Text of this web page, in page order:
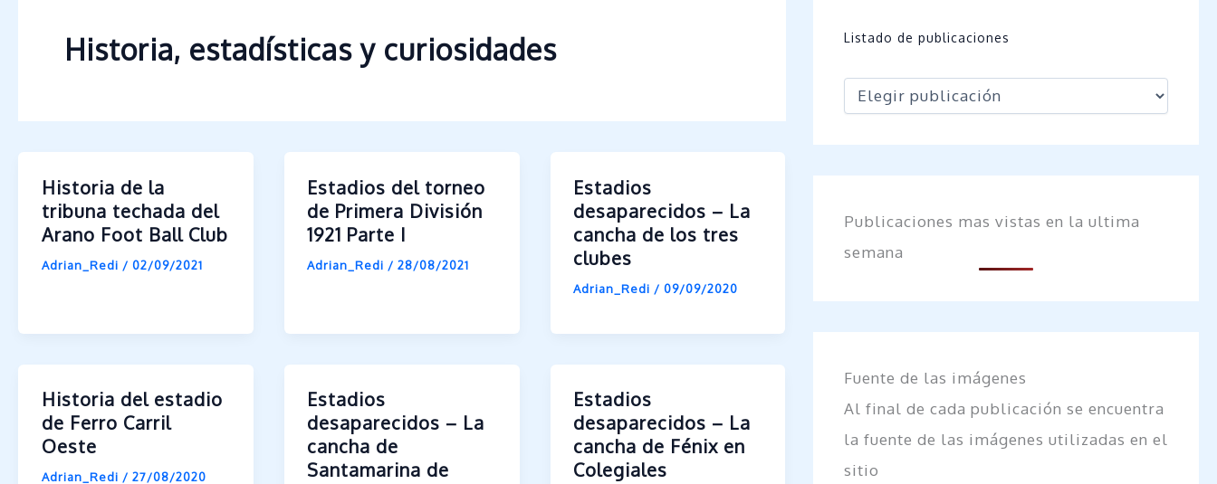
Historia, estadísticas y curiosidades
Historia de la
tribuna techada del
Arano Foot Ball Club
Adrian_Redi / 02/09/2021
Estadios del torneo
de Primera División
1921 Parte I
Adrian_Redi /28/08/2021
Estadios
desaparecidos – La
cancha de los tres
clubes
Adrian_Redi /09/09/2020
Historia del estadio
de Ferro Carril
Oeste
Adrian_Redi / 27/08/2020
Estadios
desaparecidos – La
cancha de
Santamarina de
Estadios
desaparecidos – La
cancha de Fénix en
Colegiales
Listado de publicaciones
Publicaciones mas vistas en la ultima
semana
Fuente de las imágenes
Al final de cada publicación se encuentra
la fuente de las imágenes utilizadas en el
sitio